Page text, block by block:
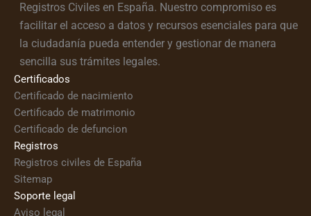
Registros Civiles en España. Nuestro compromiso es
facilitar el acceso a datos y recursos esenciales para que
la ciudadanía pueda entender y gestionar de manera
sencilla sus trámites legales.
Certificados
Certificado de nacimiento
Certificado de matrimonio
Certificado de defuncion
Registros
Registros civiles de España
Sitemap
Soporte legal
Aviso legal